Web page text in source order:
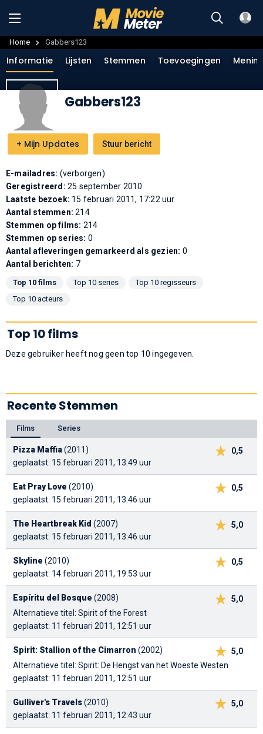
Home Gabbers123
+ Mijn Updates Stuur bericht
Informatie Lijsten Stemmen Toevoegingen
Gabbers123
E-mailadres: (verborgen)
Geregistreerd: 25 september 2010
Laatste bezoek: 15 februari 2011, 17:22 uur
Aantal stemmen:214
Stemmen op films: 214
Stemmen op series: 0
Aantal afleveringen gemarkeerd als gezien: 0
Aantal berichten: 7
Top 10 films Top 10 series
Top 10 regisseurs
Top 10 acteurs
Top 10 films
Deze gebruiker heeft nog geen top 10 ingegeven.
Recente Stemmen
Films Series
0,5
Pizza Maffia(2011)
geplaatst: 15 februari 2011, 13:49 uur
0,5
Eat Pray Love (2010)
geplaatst: 15 februari 2011, 13:46 uur
5,0
The Heartbreak Kid (2007)
geplaatst: 15 februari 2011, 13:46 uur
0,5
Skyline (2010)
geplaatst: 14 februari 2011, 19:53 uur
5,0
Espíritu del Bosque (2008)
Alternatieve titel: Spirit of the Forest
geplaatst: 11 februari 2011, 12:51 uur
5,0
Spirit: Stallion of the Cimarron (2002)
Alternatieve titel: Spirit: De Hengst van het Woeste Westen
geplaatst: 11 februari 2011, 12:51 uur
5,0
Gulliver's Travels(2010)
geplaatst: 11 februari 2011, 12:43 uur